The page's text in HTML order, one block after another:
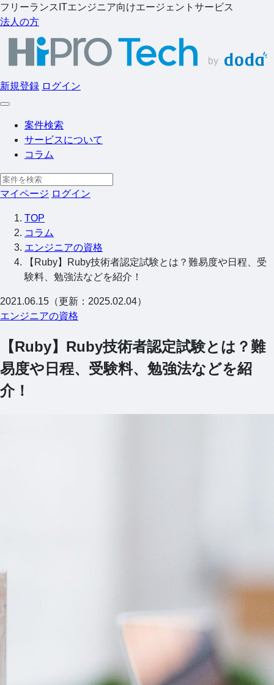
フリーランスITエンジニア向けエージェントサービス
法人の方
新規登録 ログイン
案件検索
サービスについて
コラム
マイページ ログイン
TOP
コラム
エンジニアの資格
【Ruby】Ruby技術者認定試験とは？難易度や日程、受
験料、勉強法などを紹介！
2021.06.15（更新：2025.02.04）
エンジニアの資格
【Ruby】Ruby技術者認定試験とは？難
易度や日程、受験料、勉強法などを紹
介！